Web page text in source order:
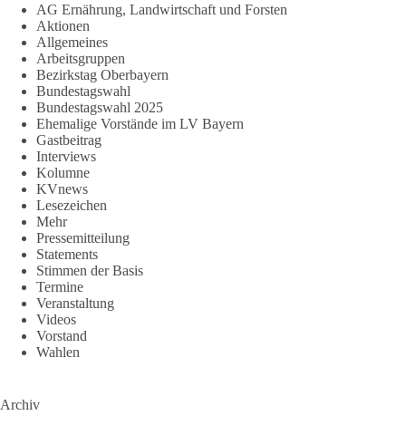
AG Ernährung, Landwirtschaft und Forsten
Aktionen
Allgemeines
Arbeitsgruppen
Bezirkstag Oberbayern
Bundestagswahl
Bundestagswahl 2025
Ehemalige Vorstände im LV Bayern
Gastbeitrag
Interviews
Kolumne
KVnews
Lesezeichen
Mehr
Pressemitteilung
Statements
Stimmen der Basis
Termine
Veranstaltung
Videos
Vorstand
Wahlen
Archiv